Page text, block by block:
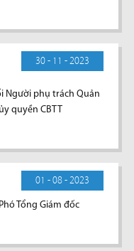
30 - 11 - 2023
Người phụ trách Quản
quyền CBTT
01 - 08 - 2023
Tổng Giám đốc